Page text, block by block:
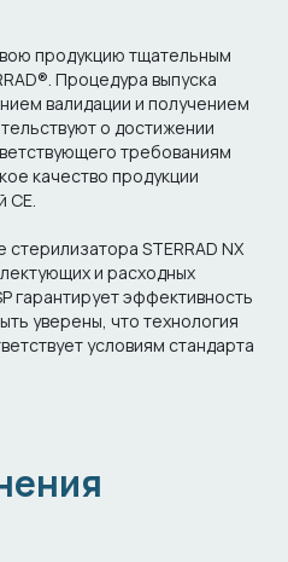
продукцию тщательным
Процедура выпуска
валидации и получением
о достижении
требованиям
качество продукции
CE.
STERRAD NX
и расходных
гарантирует эффективность
уверены, что технология
условиям стандарта